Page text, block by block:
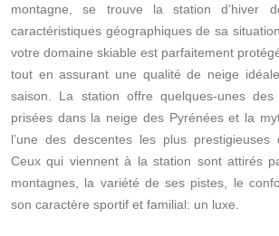
montagne, se trouve la station d’hiver
caractéristiques géographiques de sa
votre domaine skiable est parfaitement
tout en assurant une qualité de neige
saison. La station offre quelques-unes
prisées dans la neige des Pyrénées et la
l’une des descentes les plus prestigieuses
Ceux qui viennent à la station sont attirés
montagnes, la variété de ses pistes, le
son caractère sportif et familial: un luxe.